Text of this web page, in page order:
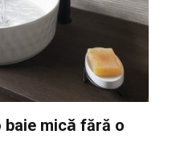
baie micǎ fără o